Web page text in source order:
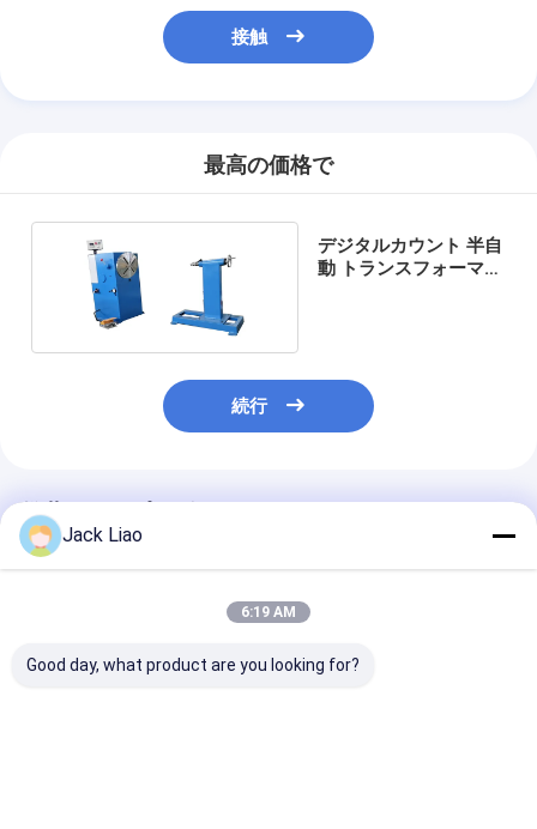
接触
最高の価格で
デジタルカウント 半自
動 トランスフォーマー
続行
推薦されたプロダクト
Jack Liao
6:19 AM
Good day, what product are you looking for?